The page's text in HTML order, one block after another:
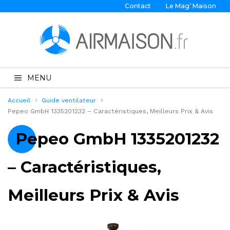
Contact Le Mag’ Maison
MENU
Accueil
Guide ventilateur
Pepeo GmbH 1335201232 – Caractéristiques, Meilleurs Prix & Avis
Pepeo GmbH 1335201232
– Caractéristiques,
Meilleurs Prix & Avis